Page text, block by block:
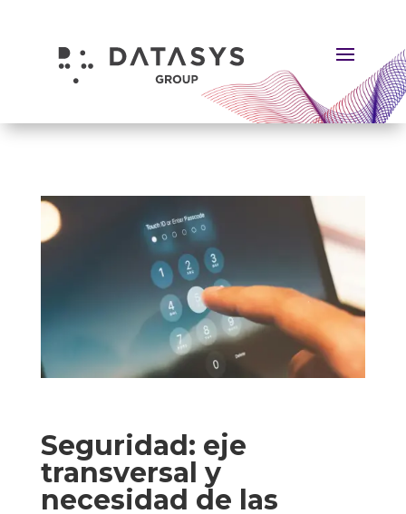
Seguridad: eje
transversal y
necesidad de las